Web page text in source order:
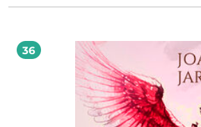
słabościami, poszukiwaniu swojej tożsamości
Zgromadzenie. Strona internetowa:
36